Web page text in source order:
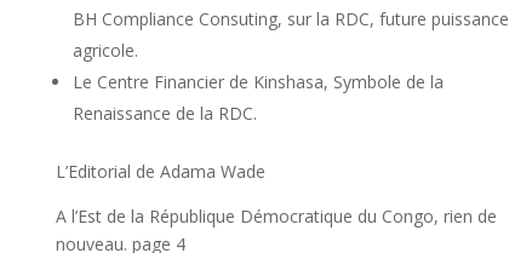
BH Compliance Consuting, sur la RDC, future puissance
agricole.
Le Centre Financier de Kinshasa, Symbole de la
Renaissance de la RDC.
L’Editorial de Adama Wade
A l’Est de la République Démocratique du Congo, rien de
nouveau. page 4